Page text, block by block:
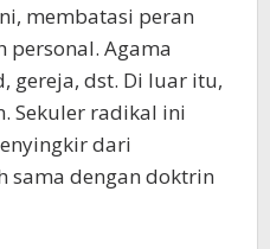
membatasi peran
personal. Agama
gereja, dst. Di luar itu,
Sekuler radikal ini
dari
sama dengan doktrin